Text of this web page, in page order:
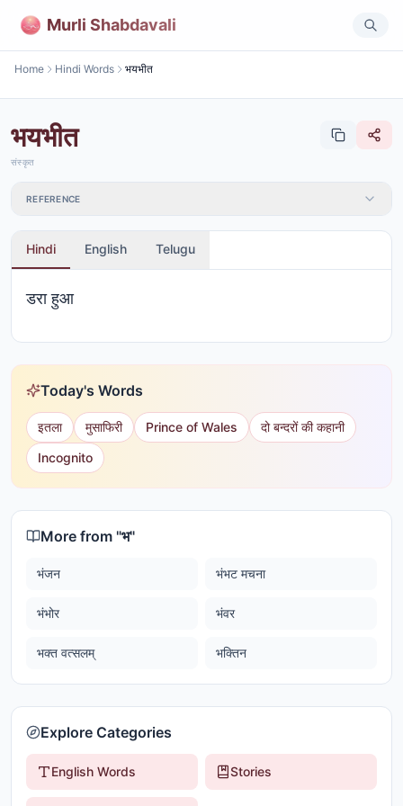
Murli Shabdavali
Home Hindi Words भयभीत
भयभीत
संस्कृत
REFERENCE
Hindi English Telugu
डरा हुआ
Today's Words
इतला मुसाफिरी Prince of Wales
दो बन्दरों की कहानी
Incognito
More from "भ"
भंजन भंभट मचना
भंभोर भंवर
भक्त वत्सलम् भक्तिन
Explore Categories
English Words Stories